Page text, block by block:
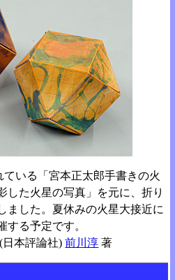
いる「宮本正太郎手書きの火
した火星の写真」を元に、折り
ました。夏休みの火星大接近に
する予定です。
(日本評論社)前川淳 著